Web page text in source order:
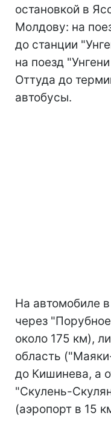
остановкой в
Молдову: на
до станции
на поезд
Оттуда до
автобусы.
На автомобиле
через
около 175 км),
область
до Кишинева, а
"Скулень-
(аэропорт в 15